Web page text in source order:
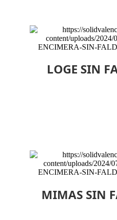
LOGE SIN
MIMAS SIN